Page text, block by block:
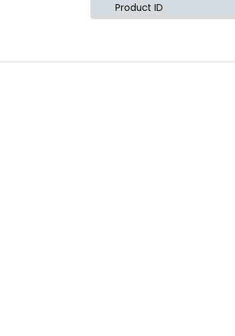
Product ID